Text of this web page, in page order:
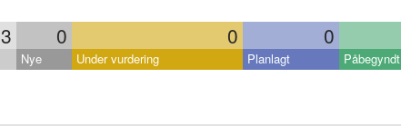
3 0 0 0
Nye Under vurdering Planlagt Påbegyndt